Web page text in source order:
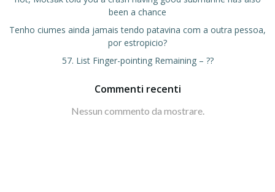
been a chance
Tenho ciumes ainda jamais tendo patavina com a outra pessoa,
por estropicio?
57. List Finger-pointing Remaining – ??
Commenti recenti
Nessun commento da mostrare.